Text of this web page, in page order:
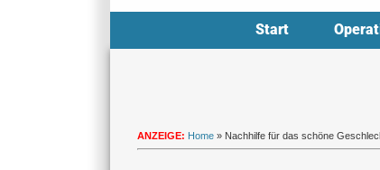
Start
ANZEIGE: Home » Nachhilfe für das schöne